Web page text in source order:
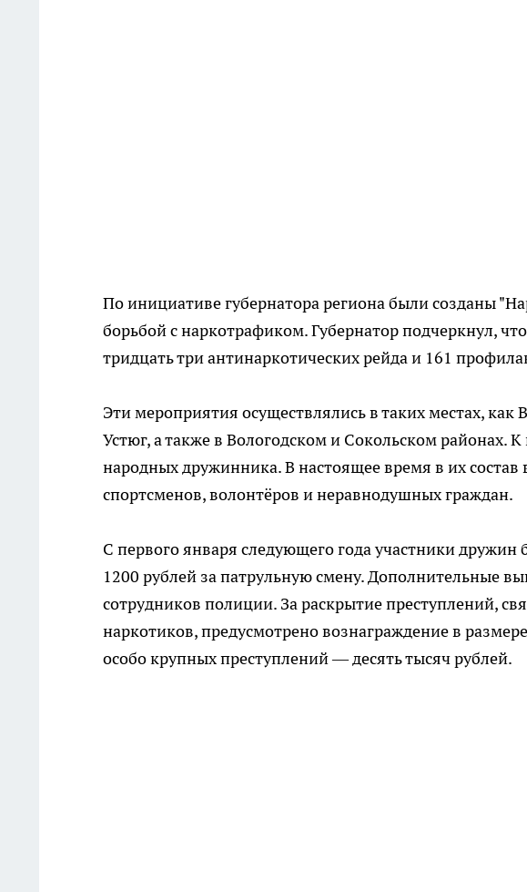
По инициативе губернатора региона были созданы
борьбой с наркотрафиком. Губернатор подчеркнул,
тридцать три антинаркотических рейда и 161
Эти мероприятия осуществлялись в таких местах,
Устюг, а также в Вологодском и Сокольском районах.
народных дружинника. В настоящее время в их состав
спортсменов, волонтёров и неравнодушных граждан.
С первого января следующего года участники дружин
1200 рублей за патрульную смену. Дополнительные
сотрудников полиции. За раскрытие преступлений,
наркотиков, предусмотрено вознаграждение в
особо крупных преступлений — десять тысяч рублей.